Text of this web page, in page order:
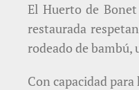
El Huerto de
restaurada
rodeado de bambú,
Con capacidad